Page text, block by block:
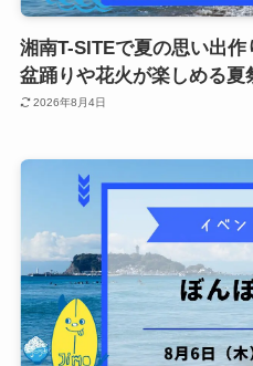
湘南T-SITEで夏の思い出
盆踊りや花火が楽しめる夏
2026年8月4日